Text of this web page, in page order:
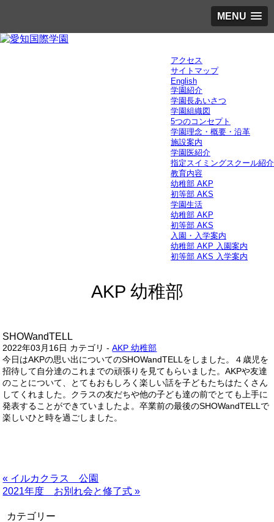
MENU
アクセス
サイトマップ
English
学園紹介
学園長あいさつ
学園組織図
5つのコンセプト
学園理念・概要・沿革
施設案内
学園医紹介
指定スイミングスクール紹介
教育内容
幼稚部 AKP
初等部 AKS
学園生活
幼稚部 AKP
初等部 AKS
入園・入学案内
幼稚部 AKP 入園案内
初等部 AKS 入学案内
AKP 幼稚部
SHOWandTELL
2022年03月16日 カテゴリ -AKP 幼稚部
今日はAKPの思い出についてのSHOWandTELLをしました。４歳児を
招待して自分達のこれまでの頑張りを見てもらいました。AKPや友達
のことについて、とてもおもしろく楽しい話を子どもたちはたくさん
してくれました。クラスの友だちや他の子ども達の前でとても上手に
発表することができていましたよ。卒業前の最後のSHOWandTELLで
楽しいひと時を過ごしました。
« イルカクラス 公園
2021年度 お別れ会と修了式 »
カテゴリー